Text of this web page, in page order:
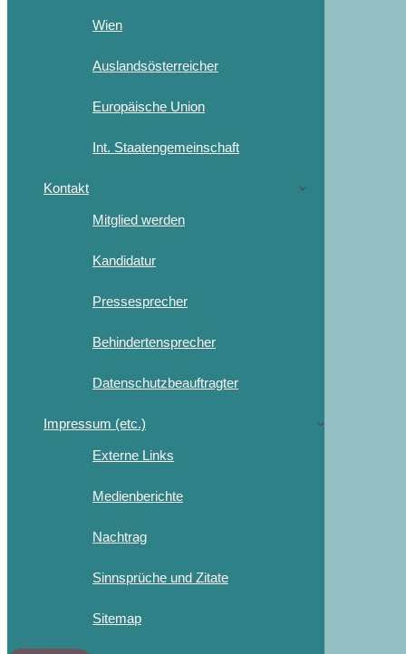
Wien
Auslandsösterreicher
Europäische Union
Int. Staatengemeinschaft
Kontakt
Mitglied werden
Kandidatur
Pressesprecher
Behindertensprecher
Datenschutzbeauftragter
Impressum (etc.)
Externe Links
Medienberichte
Nachtrag
Sinnsprüche und Zitate
Sitemap